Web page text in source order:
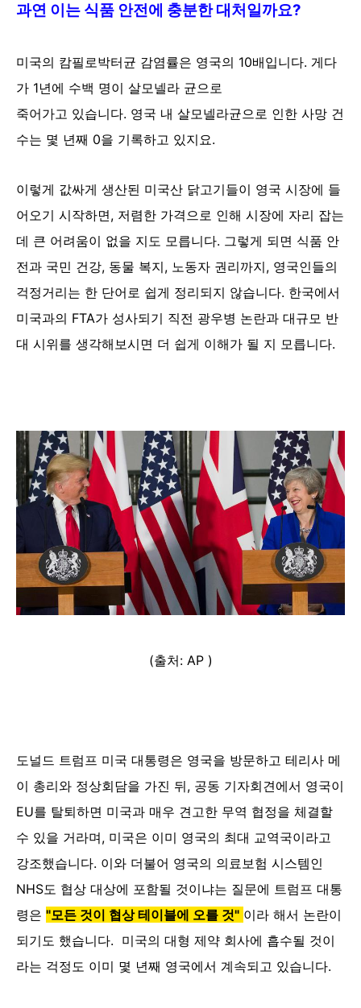
과연 이는 식품 안전에 충분한 대처일까요?
미국의 캄필로박터균 감염률은 영국의 10배입니다. 게다
가 1년에 수백 명이 살모넬라 균으로
죽어가고 있습니다. 영국 내 살모넬라균으로 인한 사망 건
수는 몇 년째 0을 기록하고 있지요.
이렇게 값싸게 생산된 미국산 닭고기들이 영국 시장에 들
어오기 시작하면, 저렴한 가격으로 인해 시장에 자리 잡는
데 큰 어려움이 없을 지도 모릅니다. 그렇게 되면 식품 안
전과 국민 건강, 동물 복지, 노동자 권리까지, 영국인들의
걱정거리는 한 단어로 쉽게 정리되지 않습니다. 한국에서
미국과의 FTA가 성사되기 직전 광우병 논란과 대규모 반
대 시위를 생각해보시면 더 쉽게 이해가 될 지 모릅니다.
(출처: AP )
도널드 트럼프 미국 대통령은 영국을 방문하고 테리사 메
이 총리와 정상회담을 가진 뒤, 공동 기자회견에서 영국이
EU를 탈퇴하면 미국과 매우 견고한 무역 협정을 체결할
수 있을 거라며, 미국은 이미 영국의 최대 교역국이라고
강조했습니다. 이와 더불어 영국의 의료보험 시스템인
NHS도 협상 대상에 포함될 것이냐는 질문에 트럼프 대통
령은 "모든 것이 협상 테이블에 오를 것" 이라 해서 논란이
되기도 했습니다. 미국의 대형 제약 회사에 흡수될 것이
라는 걱정도 이미 몇 년째 영국에서 계속되고 있습니다.